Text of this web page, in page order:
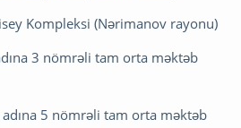
Kompleksi (Nərimanov rayonu)
3 nömrəli tam orta məktəb
adına 5 nömrəli tam orta məktəb